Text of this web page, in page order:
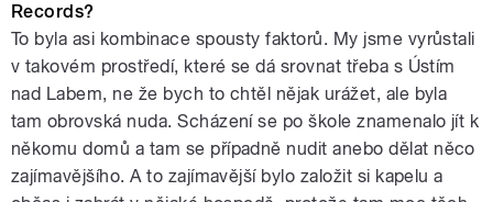
Records?
To byla asi kombinace spousty faktorů. My jsme vyrůstali
v takovém prostředí, které se dá srovnat třeba s Ústím
nad Labem, ne že bych to chtěl nějak urážet, ale byla
tam obrovská nuda. Scházení se po škole znamenalo jít k
někomu domů a tam se případně nudit anebo dělat něco
zajímavějšího. A to zajímavější bylo založit si kapelu a